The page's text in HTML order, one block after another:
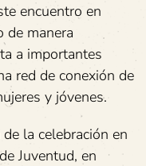
encuentro en
de manera
a importantes
red de conexión de
y jóvenes.
la celebración en
Juventud, en